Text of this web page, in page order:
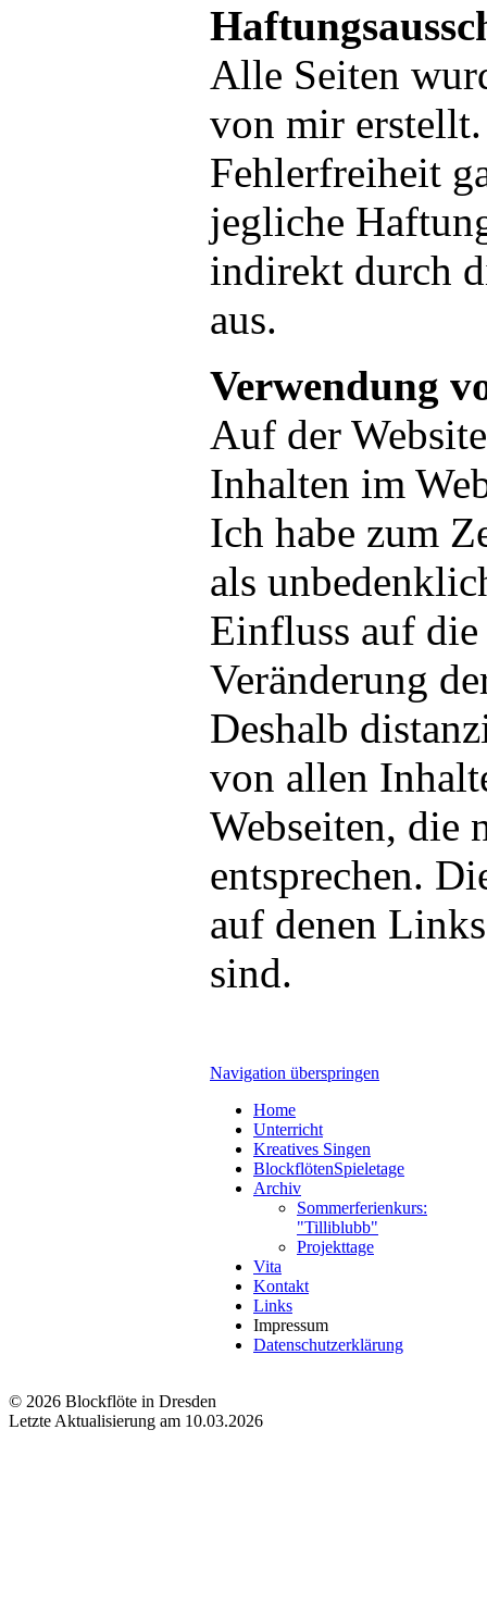
Alle Seiten
von mir
Fehlerfreiheit
jegliche
indirekt durch
aus.
Verwendung
Auf der
Inhalten im
Ich habe zum
als
Einfluss auf
Veränderung
Deshalb
von allen
Webseiten, die
entsprechen.
auf denen
sind.
Navigation überspringen
Home
Unterricht
Kreatives Singen
BlockflötenSpieletage
Archiv
Sommerferienkurs:
"Tilliblubb"
Projekttage
Vita
Kontakt
Links
Impressum
Datenschutzerklärung
© 2026 Blockflöte in Dresden
Letzte Aktualisierung am 10.03.2026